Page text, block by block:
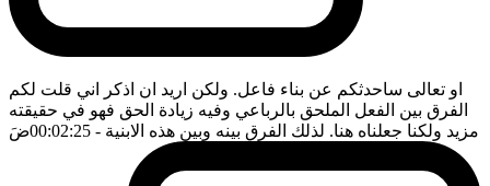
او تعالى ساحدثكم عن بناء فاعل. ولكن اريد ان اذكر اني قلت لكم
الفرق بين الفعل الملحق بالرباعي وفيه زيادة الحق فهو في حقيقته
مزيد ولكنا جعلناه هنا. لذلك الفرق بينه وبين هذه الابنية - 00:02:25 ضَ